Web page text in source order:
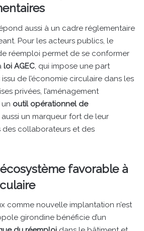
aussi à un cadre réglementaire
Pour les acteurs publics, le
réemploi permet de se conformer
loi AGEC, qui impose une part
de l’économie circulaire dans les
privées, l’aménagement
outil opérationnel de
aussi un marqueur fort de leur
des collaborateurs et des
favorable à
comme nouvelle implantation n’est
girondine bénéficie d’un